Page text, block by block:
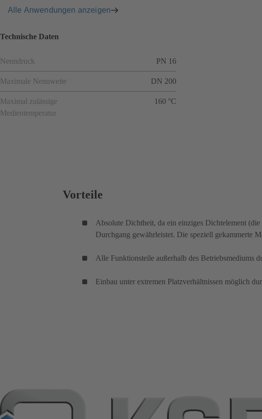
Alle Anwendungen anzeigen
Technische Daten
Nenndruck PN 16
Maximale Nennweite DN 200
Maximal zulässige
Medientemperatur
160 °C
Vorteile
Absolute Dichtheit, da ein einziges Dichtelement
Durchgang gewährleistet. Die speziell gekammerte
Alle Funktionsteile außerhalb des Betriebsmediums
Einbau unter extremen Platzverhältnissen möglich